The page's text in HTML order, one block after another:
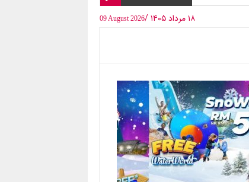
۱۸ مرداد ۱۴۰۵ /
09 August 2026